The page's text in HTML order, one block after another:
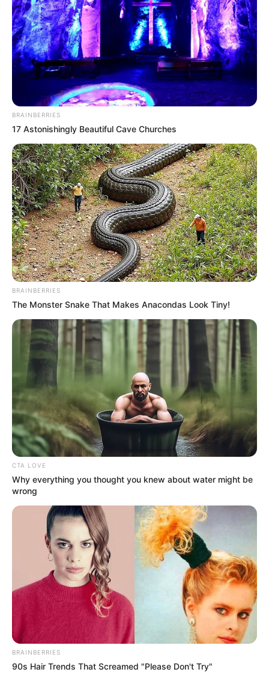
Aluno On
Aluno On
BRAINBERRIES
17 Astonishingly Beautiful Cave Churches
BRAINBERRIES
The Monster Snake That Makes Anacondas Look Tiny!
CTA LOVE
Why everything you thought you knew about water might be
wrong
BRAINBERRIES
90s Hair Trends That Screamed "Please Don't Try"